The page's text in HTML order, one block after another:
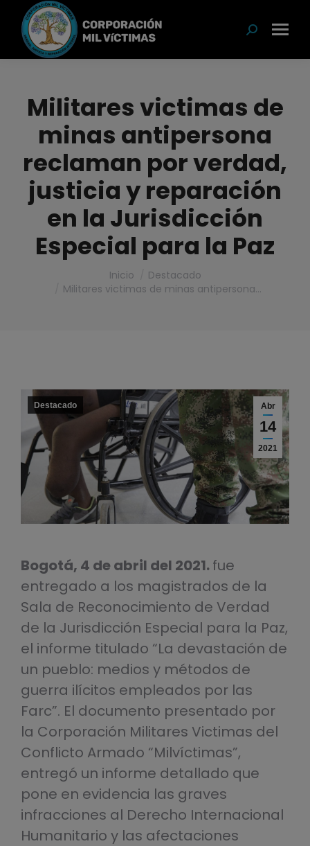
Buscar:
Militares victimas de
minas antipersona
reclaman por verdad,
justicia y reparación
en la Jurisdicción
Especial para la Paz
Inicio
Destacado
Militares victimas de minas antipersona…
Abr
14
2021
Destacado
Bogotá, 4 de abril del 2021.fue
entregado a los magistrados de la
Sala de Reconocimiento de Verdad
de la Jurisdicción Especial para la Paz,
el informe titulado “La devastación de
un pueblo: medios y métodos de
guerra ilícitos empleados por las
Farc”. El documento presentado por
la Corporación Militares Victimas del
Conflicto Armado “Milvíctimas”,
entregó un informe detallado que
pone en evidencia las graves
infracciones al Derecho Internacional
Humanitario y las afectaciones